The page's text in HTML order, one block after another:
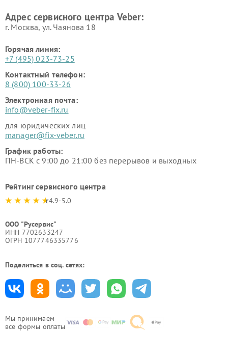
Мы принимаем
все формы оплаты
Адрес сервисного центра Veber:
г. Москва, ул. Чаянова 18
Горячая линия:
+7 (495) 023-73-25
Контактный телефон:
8 (800) 100-33-26
Электронная почта:
info@veber-fix.ru
для юридических лиц
manager@fix-veber.ru
График работы:
ПН-ВСК с 9:00 до 21:00 без перерывов и выходных
Рейтинг сервисного центра
4.9-5.0
ООО "Русервис"
ИНН 7702633247
ОГРН 1077746335776
Поделиться в соц. сетях: